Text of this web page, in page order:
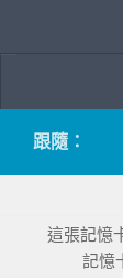
跟隨：
這張記憶
記憶